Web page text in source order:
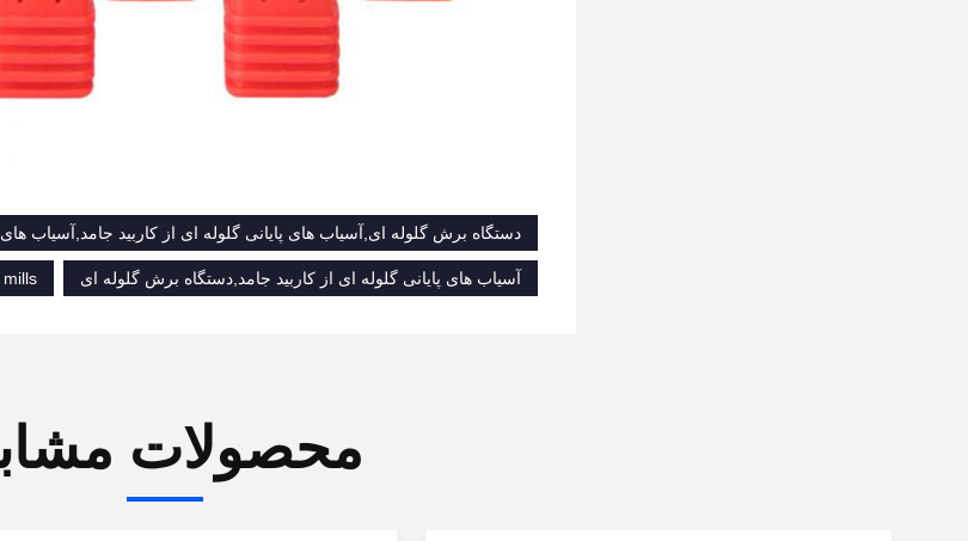
دستگاه برش گلوله ای,آسیاب های پایانی گلوله ای از کاربید جامد,آسیاب
آسیاب های پایانی گلوله ای از کاربید جامد,دستگاه برش گلوله ای
محصولات